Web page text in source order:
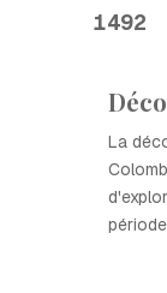
1492
La